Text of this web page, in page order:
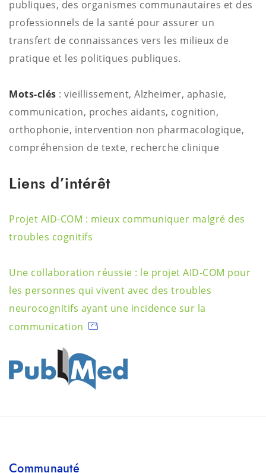
publiques, des organismes communautaires et des
professionnels de la santé pour assurer un
transfert de connaissances vers les milieux de
pratique et les politiques publiques.
Mots-clés : vieillissement, Alzheimer, aphasie,
communication, proches aidants, cognition,
orthophonie, intervention non pharmacologique,
compréhension de texte, recherche clinique
Liens d’intérêt
Projet AID-COM : mieux communiquer malgré des
troubles cognitifs
Une collaboration réussie : le projet AID-COM pour
les personnes qui vivent avec des troubles
neurocognitifs ayant une incidence sur la
communication
Communauté